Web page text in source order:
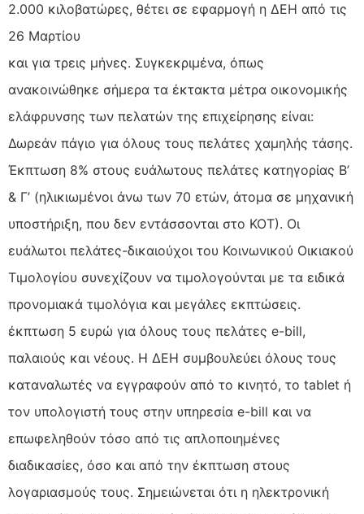
2.000 κιλοβατώρες, θέτει σε εφαρμογή η ΔΕΗ από τις
26 Μαρτίου
και για τρεις μήνες. Συγκεκριμένα, όπως
ανακοινώθηκε σήμερα τα έκτακτα μέτρα οικονομικής
ελάφρυνσης των πελατών της επιχείρησης είναι:
Δωρεάν πάγιο για όλους τους πελάτες χαμηλής τάσης.
Έκπτωση 8% στους ευάλωτους πελάτες κατηγορίας Β’
& Γ’ (ηλικιωμένοι άνω των 70 ετών, άτομα σε μηχανική
υποστήριξη, που δεν εντάσσονται στο ΚΟΤ). Οι
ευάλωτοι πελάτες-δικαιούχοι του Κοινωνικού Οικιακού
Τιμολογίου συνεχίζουν να τιμολογούνται με τα ειδικά
προνομιακά τιμολόγια και μεγάλες εκπτώσεις.
έκπτωση 5 ευρώ για όλους τους πελάτες e-bill,
παλαιούς και νέους. Η ΔΕΗ συμβουλεύει όλους τους
καταναλωτές να εγγραφούν από το κινητό, το tablet ή
τον υπολογιστή τους στην υπηρεσία e-bill και να
επωφεληθούν τόσο από τις απλοποιημένες
διαδικασίες, όσο και από την έκπτωση στους
λογαριασμούς τους. Σημειώνεται ότι η ηλεκτρονική